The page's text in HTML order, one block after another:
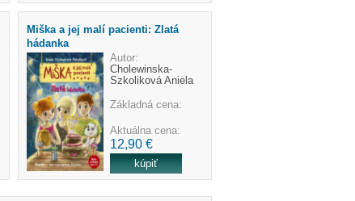
Miška a jej malí pacienti: Zlatá
hádanka
Autor:
Cholewinska-
Szkoliková Aniela
Základná cena:
Aktuálna cena:
12,90 €